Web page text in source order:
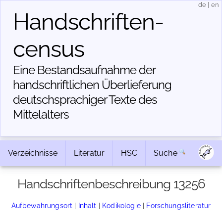
Handschriften­
census
Eine Bestandsaufnahme der
handschriftlichen Über­lieferung
deutschsprachiger Texte des
Mittelalters
de en
Verzeichnisse Literatur HSC Suche
Handschriftenbeschreibung 13256
Aufbewahrungsort | Inhalt | Kodikologie| Forschungsliteratur